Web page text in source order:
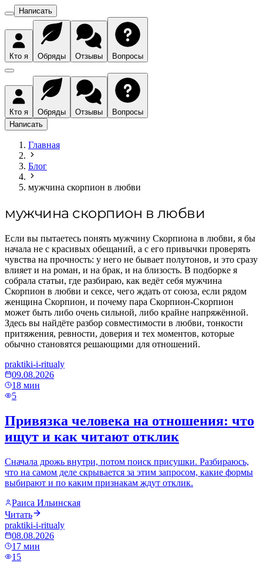
Написать
Кто я Обряды Отзывы Вопросы
Кто я Обряды Отзывы
Вопросы
Написать
Главная
Блог
мужчина скорпион в любви
мужчина скорпион в любви
Если вы пытаетесь понять мужчину Скорпиона в любви, я бы
начала не с красивых обещаний, а с его привычки проверять
чувства на прочность: у него не бывает полутонов, и это сразу
влияет и на роман, и на брак, и на близость. В подборке я
собрала статьи, где разбираю, как ведёт себя мужчина
Скорпион в любви и сексе, чего ждать от союза, если рядом
женщина Скорпион, и почему пара Скорпион-Скорпион
может быть либо очень сильной, либо крайне напряжённой.
Здесь вы найдёте разбор совместимости в любви, тонкости
притяжения, ревности, доверия и тех моментов, которые
обычно становятся решающими для отношений.
praktiki-i-ritualy
09.08.2026
18 мин
5
Привязка человека на отношения: что
ищут и как читают отклик
Сначала дрожь внутри, потом поиск присушки. Разбираюсь,
что на самом деле скрывается за этим запросом, какие формы
выбирают и по каким признакам ждут отклик.
Раиса Ильинская
Читать
praktiki-i-ritualy
08.08.2026
17 мин
15